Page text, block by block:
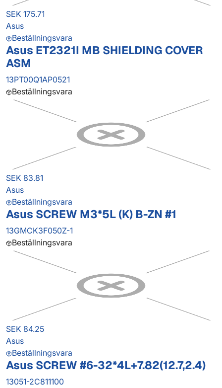
SEK 175.71
Asus
Beställningsvara
Asus ET2321I MB SHIELDING COVER
ASM
13PT00Q1AP0521
Beställningsvara
SEK 83.81
Asus
Beställningsvara
Asus SCREW M3*5L (K) B-ZN #1
13GMCK3F050Z-1
Beställningsvara
SEK 84.25
Asus
Beställningsvara
Asus SCREW #6-32*4L+7.82(12.7,2.4)
13051-2C811100